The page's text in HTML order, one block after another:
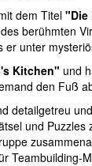
dem Titel"Die
berühmten
er unter
Kitchen" und
den Fuß
detailgetreu
und